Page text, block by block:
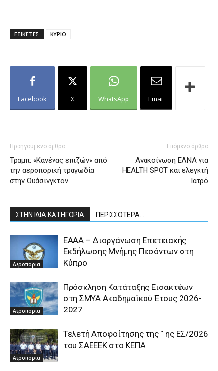
ΕΤΙΚΕΤΕΣ ΚΥΡΙΟ
Facebook X WhatsApp Email
Προηγούμενο άρθρο
Τραμπ: «Κανένας επιζών» από
την αεροπορική τραγωδία
στην Ουάσινγκτον
Επόμενο άρθρο
Ανακοίνωση ΕΛΝΑ για
HEALTH SPOT και ελεγκτή
Ιατρό
ΣΤΗΝ ΙΔΙΑ ΚΑΤΗΓΟΡΙΑ ΠΕΡΙΣΣΟΤΕΡΑ...
Αεροπορία
ΕΑΑΑ – Διοργάνωση Επετειακής
Εκδήλωσης Μνήμης Πεσόντων στη
Κύπρο
Αεροπορία
Πρόσκληση Κατάταξης Εισακτέων
στη ΣΜΥΑ Ακαδημαϊκού Έτους 2026-
2027
Αεροπορία
Τελετή Αποφοίτησης της 1ης ΕΣ/2026
του ΣΑΕΕΕΚ στο ΚΕΠΑ